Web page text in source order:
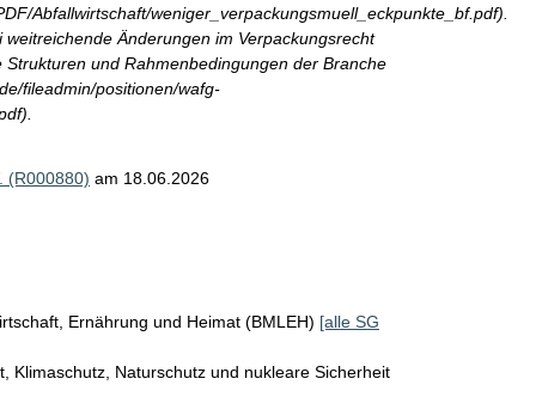
Abfallwirtschaft/weniger_verpackungsmuell_eckpunkte_bf.pdf).
Änderungen im Verpackungsrecht
und Rahmenbedingungen der Branche
fileadmin/positionen/wafg-
(R000880) am 18.06.2026
Ernährung und Heimat (BMLEH) [alle SG
Klimaschutz, Naturschutz und nukleare Sicherheit